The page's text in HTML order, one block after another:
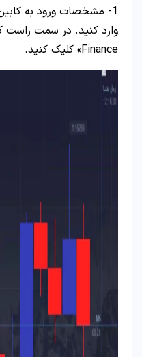
1- مشخصات ورود به کابین شخصی
وارد کنید. در سمت راست
Finance» کلیک کنید.